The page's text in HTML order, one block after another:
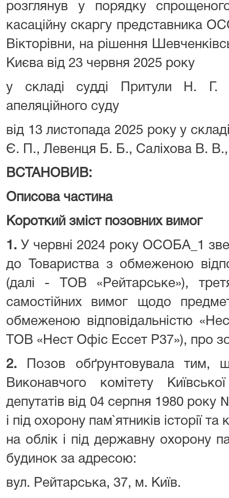
розглянув у порядку
касаційну скаргу представника
Вікторівни, на рішення
Києва від 23 червня 2025 року
у складі судді Притули Н. Г.
апеляційного суду
від 13 листопада 2025 року у
Є. П., Левенця Б. Б., Саліхова В. В.,
ВСТАНОВИВ:
Описова частина
Короткий зміст позовних вимог
1. У червні 2024 року ОСОБА_1
до Товариства з обмеженою
(далі - ТОВ «Рейтарське»),
самостійних вимог щодо
обмеженою відповідальністю
ТОВ «Нест Офіс Ессет Р37»), про
2.
Позов обґрунтовувала тим,
Виконавчого комітету
депутатів від 04 серпня 1980 року
і під охорону пам`ятників історії
на облік і під державну охорону
будинок за адресою:
вул. Рейтарська, 37, м. Київ.